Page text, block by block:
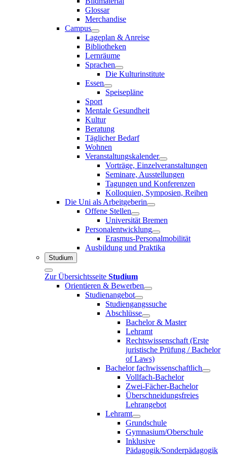
Glossar
Merchandise
Campus
Lageplan & Anreise
Bibliotheken
Lernräume
Sprachen
Die Kulturinstitute
Essen
Speisepläne
Sport
Mentale Gesundheit
Kultur
Beratung
Täglicher Bedarf
Wohnen
Veranstaltungskalender
Vorträge, Einzelveranstaltungen
Seminare, Ausstellungen
Tagungen und Konferenzen
Kolloquien, Symposien, Reihen
Die Uni als Arbeitgeberin
Offene Stellen
Universität Bremen
Personalentwicklung
Erasmus-Personalmobilität
Ausbildung und Praktika
Studium
Zur Übersichtsseite Studium
Orientieren & Bewerben
Studienangebot
Studiengangssuche
Abschlüsse
Bachelor & Master
Lehramt
Rechtswissenschaft (Erste
juristische Prüfung / Bachelor
of Laws)
Bachelor fachwissenschaftlich
Vollfach-Bachelor
Zwei-Fächer-Bachelor
Überschneidungsfreies
Lehrangebot
Lehramt
Grundschule
Gymnasium/Oberschule
Inklusive
Pädagogik/Sonderpädagogik